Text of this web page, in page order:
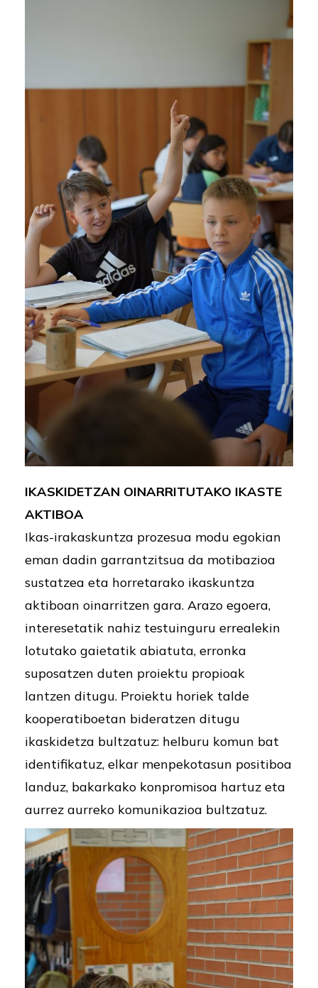
IKASKIDETZAN OINARRITUTAKO IKASTE
AKTIBOA
Ikas-irakaskuntza prozesua modu egokian
eman dadin garrantzitsua da motibazioa
sustatzea eta horretarako ikaskuntza
aktiboan oinarritzen gara. Arazo egoera,
interesetatik nahiz testuinguru errealekin
lotutako gaietatik abiatuta, erronka
suposatzen duten proiektu propioak
lantzen ditugu. Proiektu horiek talde
kooperatiboetan bideratzen ditugu
ikaskidetza bultzatuz: helburu komun bat
identifikatuz, elkar menpekotasun positiboa
landuz, bakarkako konpromisoa hartuz eta
aurrez aurreko komunikazioa bultzatuz.